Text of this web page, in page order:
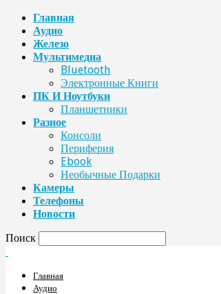
Главная
Аудио
Железо
Мультимедиа
Bluetooth
Электронные Книги
ПК И Ноутбуки
Планшетники
Разное
Консоли
Периферия
Ebook
Необычные Подарки
Камеры
Телефоны
Новости
Поиск
Главная
Аудио